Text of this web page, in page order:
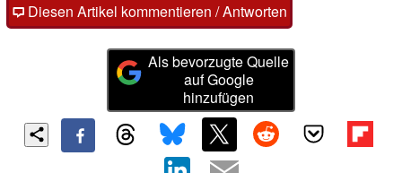
Diesen Artikel kommentieren / Antworten
Als bevorzugte Quelle
auf Google
hinzufügen